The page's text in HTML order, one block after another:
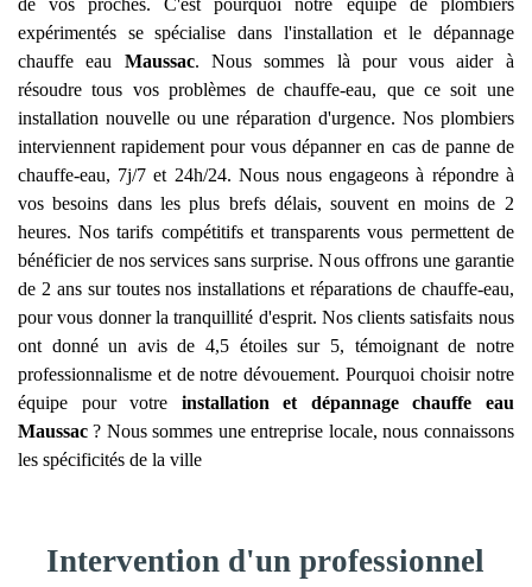
de vos proches. C'est pourquoi notre équipe de plombiers
expérimentés se spécialise dans l'installation et le dépannage
chauffe eau Maussac. Nous sommes là pour vous aider à
résoudre tous vos problèmes de chauffe-eau, que ce soit une
installation nouvelle ou une réparation d'urgence. Nos plombiers
interviennent rapidement pour vous dépanner en cas de panne de
chauffe-eau, 7j/7 et 24h/24. Nous nous engageons à répondre à
vos besoins dans les plus brefs délais, souvent en moins de 2
heures. Nos tarifs compétitifs et transparents vous permettent de
bénéficier de nos services sans surprise. Nous offrons une garantie
de 2 ans sur toutes nos installations et réparations de chauffe-eau,
pour vous donner la tranquillité d'esprit. Nos clients satisfaits nous
ont donné un avis de 4,5 étoiles sur 5, témoignant de notre
professionnalisme et de notre dévouement. Pourquoi choisir notre
équipe pour votre installation et dépannage chauffe eau
Maussac ? Nous sommes une entreprise locale, nous connaissons
les spécificités de la ville
Intervention d'un professionnel